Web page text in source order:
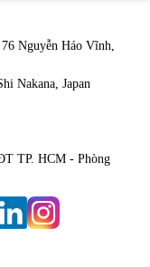
Nguyễn Háo Vĩnh,
Nakana, Japan
TP. HCM - Phòng